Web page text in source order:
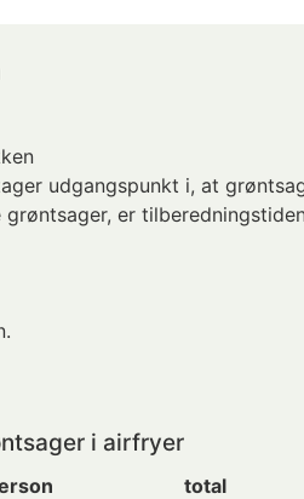
udgangspunkt i, at
er
i airfryer
total